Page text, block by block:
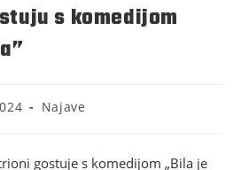
s komedijom
Najave
gostuje s komedijom „Bila je